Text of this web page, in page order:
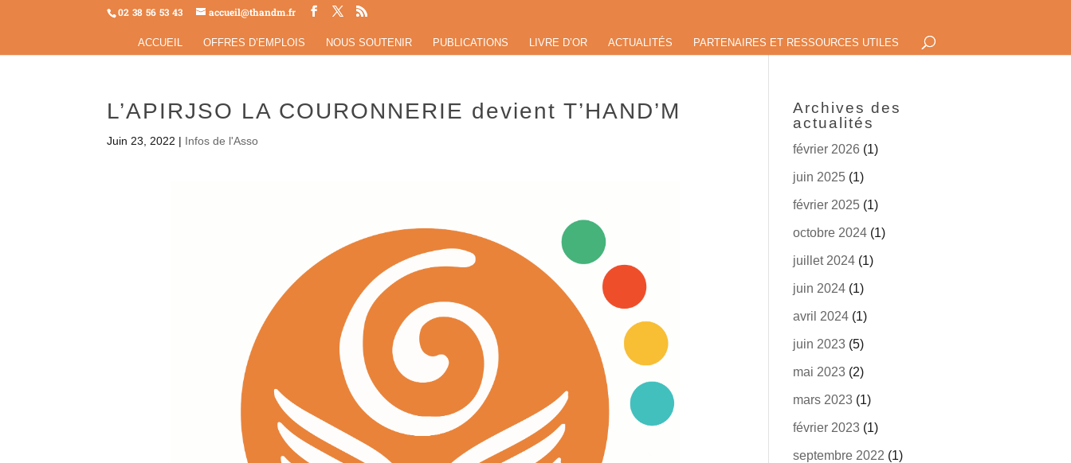
02 38 56 53 43 accueil@thandm.fr
ACCUEIL OFFRES D’EMPLOIS NOUS SOUTENIR PUBLICATIONS LIVRE D’OR ACTUALITÉS PARTENAIRES ET RESSOURCES UTILES
L’APIRJSO LA COURONNERIE devient T’HAND’M
Juin 23, 2022 | Infos de l'Asso
Archives des
actualités
février 2026 (1)
juin 2025(1)
février 2025(1)
octobre 2024(1)
juillet 2024(1)
juin 2024(1)
avril 2024(1)
juin 2023(5)
mai 2023(2)
mars 2023(1)
février 2023(1)
septembre 2022 (1)